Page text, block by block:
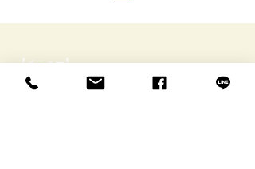
【メニュー】
​ HOME